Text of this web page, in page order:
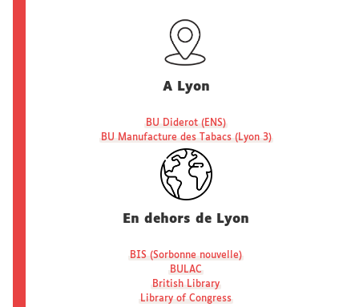
A Lyon
BU Diderot (ENS)
BU Manufacture des Tabacs (Lyon 3)
En dehors de Lyon
BIS (Sorbonne nouvelle)
BULAC
British Library
Library of Congress